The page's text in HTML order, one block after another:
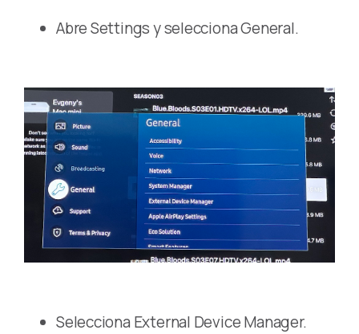
Abre Settings y selecciona General.
Selecciona External Device Manager.